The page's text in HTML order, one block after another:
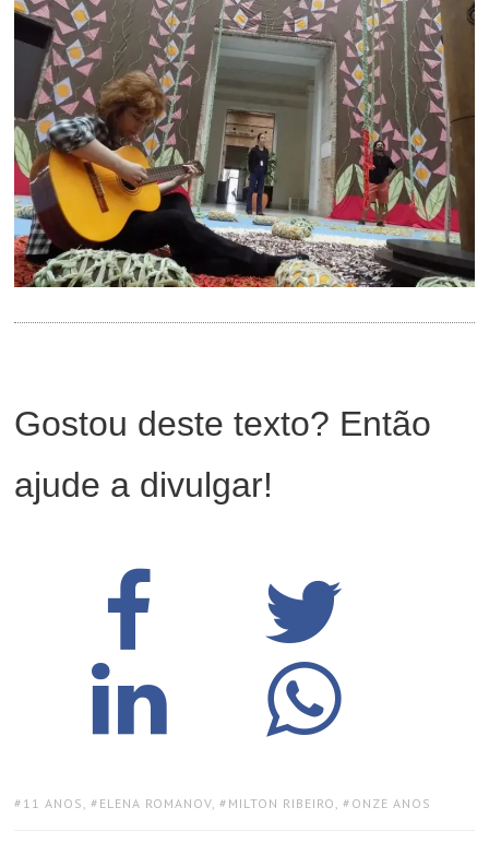
Gostou deste texto? Então
ajude a divulgar!
TAGS:
11 ANOS , ELENA ROMANOV , MILTON RIBEIRO , ONZE ANOS